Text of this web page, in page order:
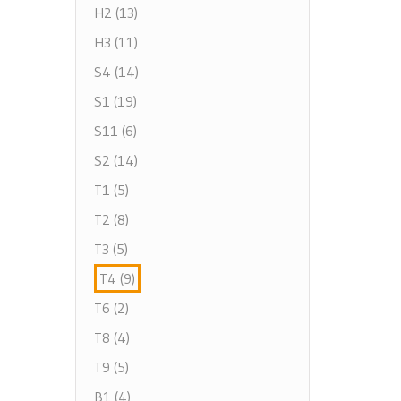
H2 (13)
H3 (11)
S4 (14)
S1 (19)
S11 (6)
S2 (14)
T1 (5)
T2 (8)
T3 (5)
T4 (9)
T6 (2)
T8 (4)
T9 (5)
B1 (4)